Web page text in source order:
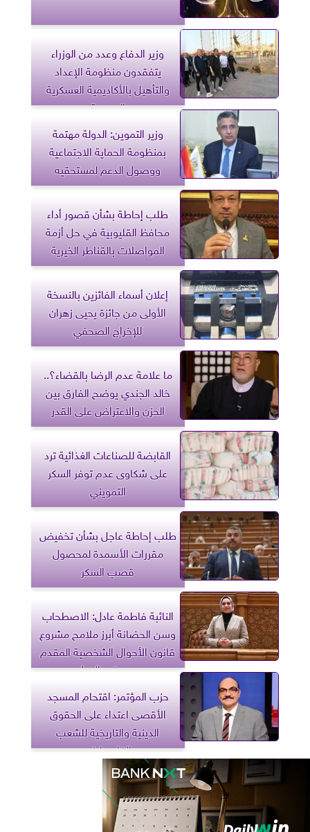
وزير الدفاع وعدد من الوزراء
يتفقدون منظومة الإعداد
والتأهيل بالأكاديمية العسكرية
المصرية
وزير التموين: الدولة مهتمة
بمنظومة الحماية الاجتماعية
ووصول الدعم لمستحقيه
طلب إحاطة بشأن قصور أداء
محافظ القليوبية في حل أزمة
المواصلات بالقناطر الخيرية
إعلان أسماء الفائزين بالنسخة
الأولى من جائزة يحيى زهران
للإخراج الصحفي
ما علامة عدم الرضا بالقضاء؟..
خالد الجندي يوضح الفارق بين
الحزن والاعتراض على القدر
القابضة للصناعات الغذائية ترد
على شكاوى عدم توفر السكر
التمويني
طلب إحاطة عاجل بشأن تخفيض
مقررات الأسمدة لمحصول
قصب السكر
النائبة فاطمة عادل: الاصطحاب
وسن الحضانة أبرز ملامح مشروع
قانون الأحوال الشخصية المقدم
من حزب العدل
حزب المؤتمر: اقتحام المسجد
الأقصى اعتداء على الحقوق
الدينية والتاريخية للشعب
الفلسطيني